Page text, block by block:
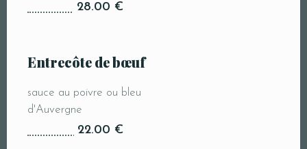
28.00 €
Entrecôte de bœuf
sauce au poivre ou bleu
d'Auvergne
22.00 €